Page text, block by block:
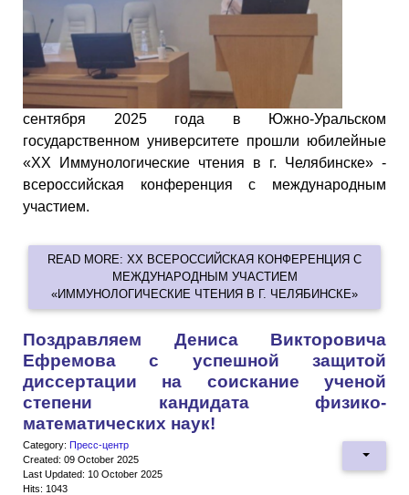
сентября 2025 года в Южно-Уральском
государственном университете прошли юбилейные
«ХХ Иммунологические чтения в г. Челябинске» -
всероссийская конференция с международным
участием.
READ MORE: ХX ВСЕРОССИЙСКАЯ КОНФЕРЕНЦИЯ С
МЕЖДУНАРОДНЫМ УЧАСТИЕМ
«ИММУНОЛОГИЧЕСКИЕ ЧТЕНИЯ В Г. ЧЕЛЯБИНСКЕ»
Поздравляем Дениса Викторовича
Ефремова с успешной защитой
диссертации на соискание ученой
степени кандидата физико-
математических наук!
Category: Пресс-центр
Created: 09 October 2025
Last Updated: 10 October 2025
Hits: 1043